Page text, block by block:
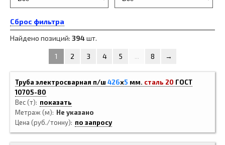
Сброс фильтра
Найдено позиций: 394шт.
1 2 3 4 5 ... 8 →
Труба электросварная п/ш 426x5 мм. сталь 20 ГОСТ
10705-80
Вес (т)
показать
Метраж (м)
Не указано
Цена (руб./тонну)
по запросу